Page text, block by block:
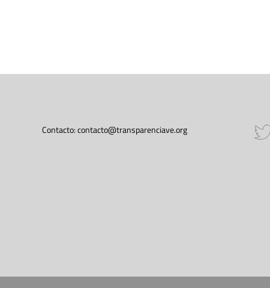
Contacto:contacto@transparenciave.org